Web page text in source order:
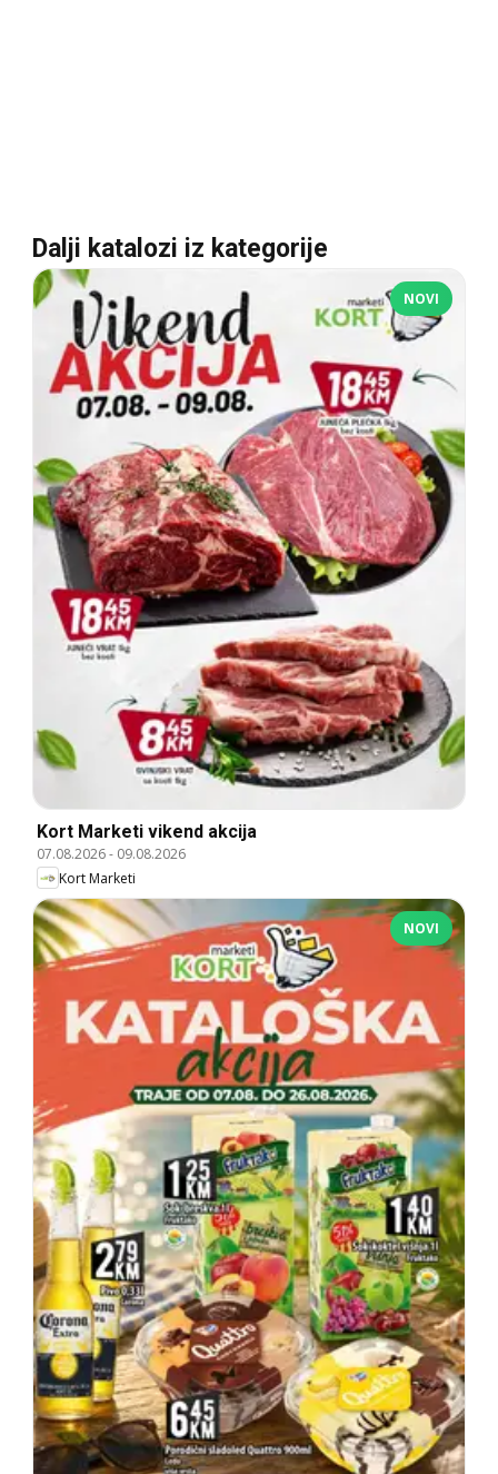
Dalji katalozi iz kategorije
NOVI
Kort Marketi vikend akcija
07.08.2026- 09.08.2026
Kort Marketi
NOVI